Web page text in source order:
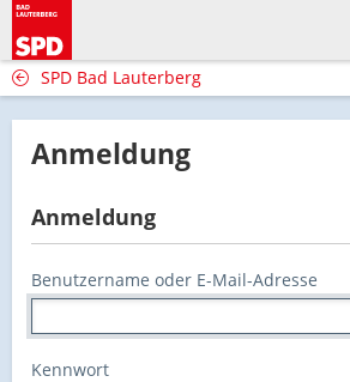
SPD Bad Lauterberg
Anmeldung
Anmeldung
Benutzername oder E-Mail-Adresse
Kennwort